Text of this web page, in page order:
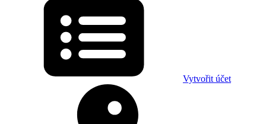
Vytvořit účet